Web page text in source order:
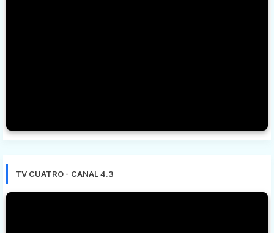
TV CUATRO - CANAL 4.3